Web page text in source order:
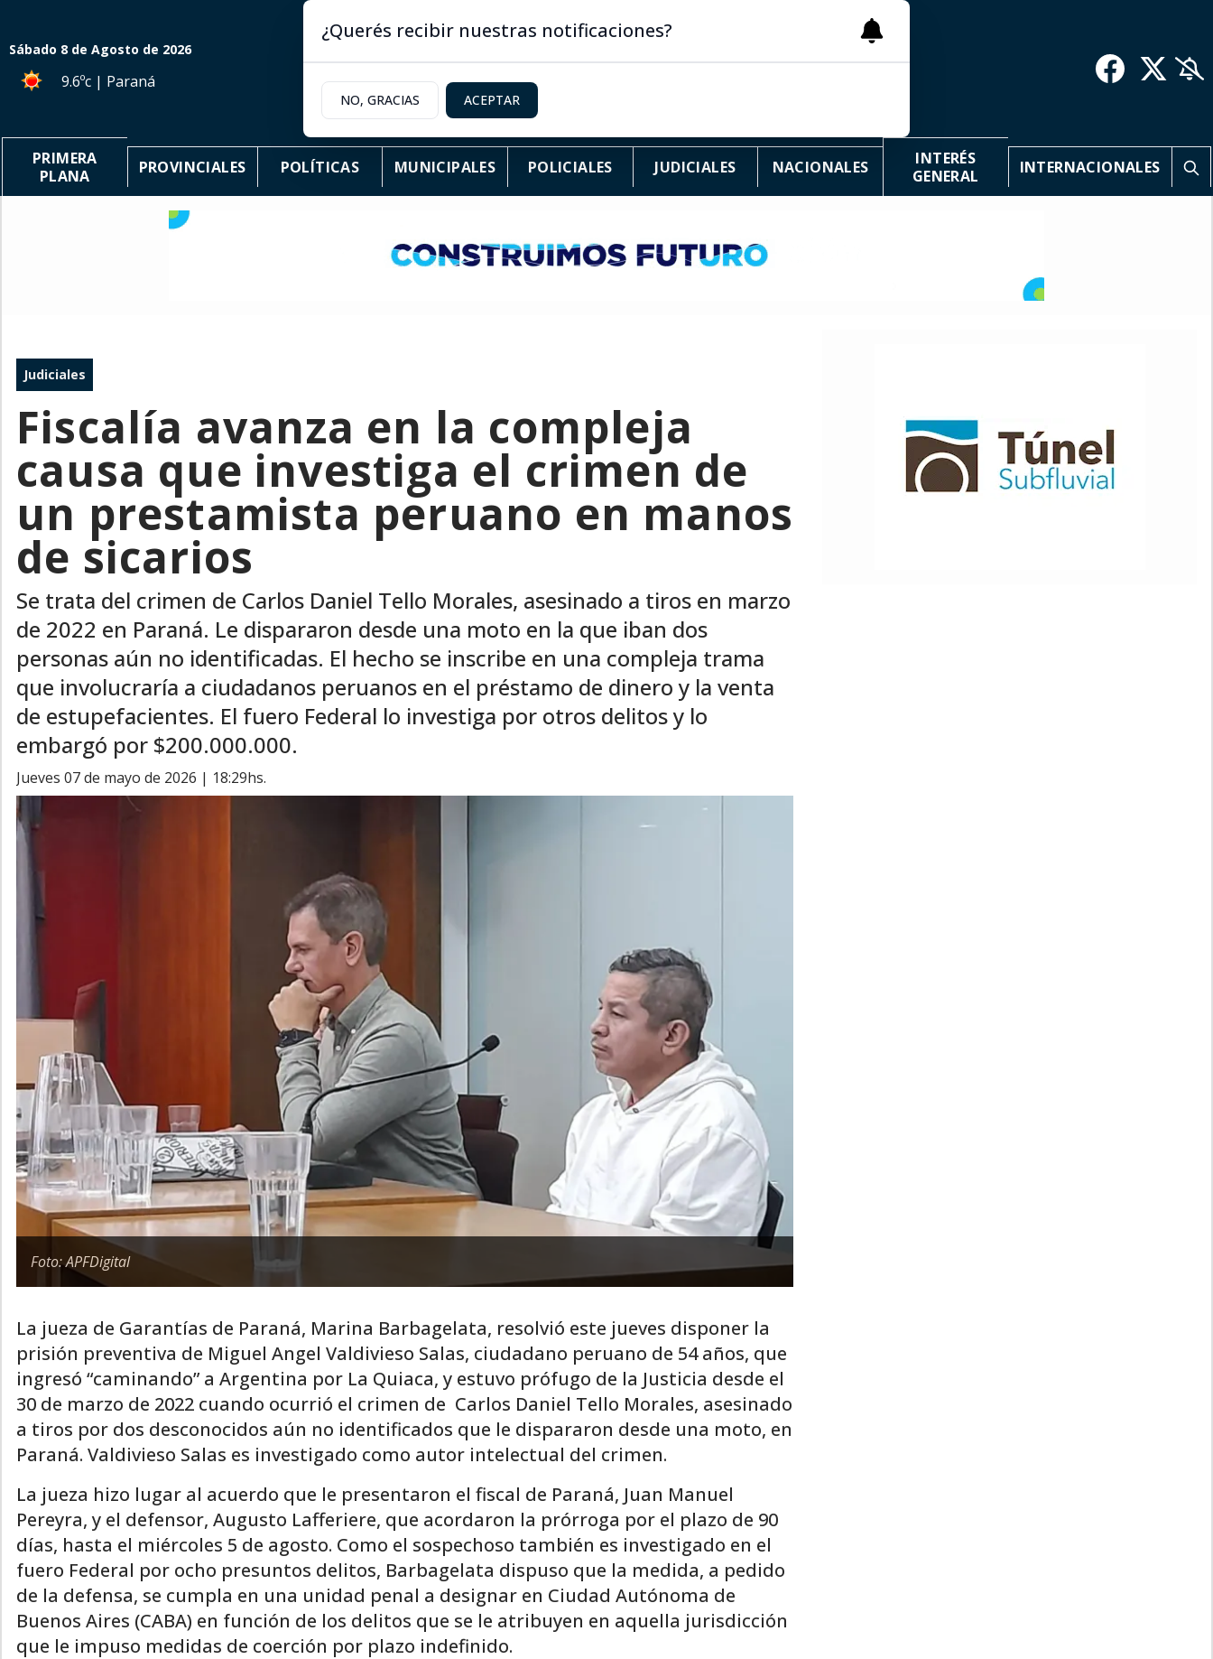
Sábado 8 de Agosto de 2026
9.6ºc | Paraná
PRIMERA
PLANA
PROVINCIALES POLÍTICAS MUNICIPALES POLICIALES JUDICIALES NACIONALES
INTERÉS
GENERAL
INTERNACIONALES
Judiciales
Fiscalía avanza en la compleja
causa que investiga el crimen de
un prestamista peruano en manos
de sicarios
Se trata del crimen de Carlos Daniel Tello Morales, asesinado a tiros en marzo
de 2022 en Paraná. Le dispararon desde una moto en la que iban dos
personas aún no identificadas. El hecho se inscribe en una compleja trama
que involucraría a ciudadanos peruanos en el préstamo de dinero y la venta
de estupefacientes. El fuero Federal lo investiga por otros delitos y lo
embargó por $200.000.000.
jueves 07 de mayo de 2026 | 18:29hs.
Foto: APFDigital
La jueza de Garantías de Paraná, Marina Barbagelata, resolvió este jueves disponer la
prisión preventiva de Miguel Angel Valdivieso Salas, ciudadano peruano de 54 años, que
ingresó “caminando” a Argentina por La Quiaca, y estuvo prófugo de la Justicia desde el
30 de marzo de 2022 cuando ocurrió el crimen de Carlos Daniel Tello Morales, asesinado
a tiros por dos desconocidos aún no identificados que le dispararon desde una moto, en
Paraná. Valdivieso Salas es investigado como autor intelectual del crimen.
La jueza hizo lugar al acuerdo que le presentaron el fiscal de Paraná, Juan Manuel
Pereyra, y el defensor, Augusto Lafferiere, que acordaron la prórroga por el plazo de 90
días, hasta el miércoles 5 de agosto. Como el sospechoso también es investigado en el
fuero Federal por ocho presuntos delitos, Barbagelata dispuso que la medida, a pedido
de la defensa, se cumpla en una unidad penal a designar en Ciudad Autónoma de
Buenos Aires (CABA) en función de los delitos que se le atribuyen en aquella jurisdicción
que le impuso medidas de coerción por plazo indefinido.
¿Querés recibir nuestras notificaciones?
NO, GRACIAS ACEPTAR